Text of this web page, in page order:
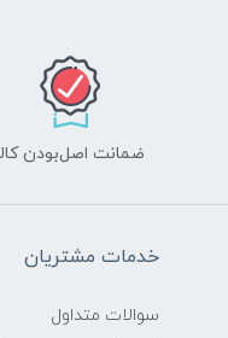
ضمانت اصل‌بودن
خدمات مشتریان
سوالات متداول